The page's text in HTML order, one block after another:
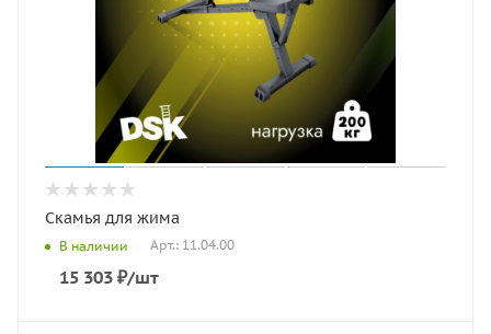
Скамья для жима
В наличии Арт.: 11.04.00
15 303 ₽/шт